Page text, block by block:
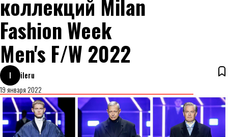
коллекций Milan
Fashion Week
Men's F/W 2022
I
ileru
19 января 2022